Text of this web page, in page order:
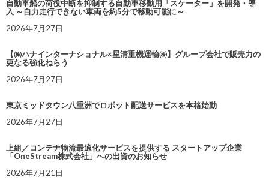
自動車船の荷役中断を抑制する自動車移動用「スケーター」を開発・導
入 ～自力走行できない車両を約5分で移動可能に～
2026年7月27日
【㈱ハナインターナショナル×星清重機運輸㈱】グループ会社で販売力の
更なる強化ねらう
2026年7月27日
東京ミッドタウン八重洲でロボット配送サービスを本格始動
2026年7月27日
上組／コンテナ物流最適化サービスを提供する スタートアップ企業
「OneStream株式会社」への出資のお知らせ
2026年7月21日